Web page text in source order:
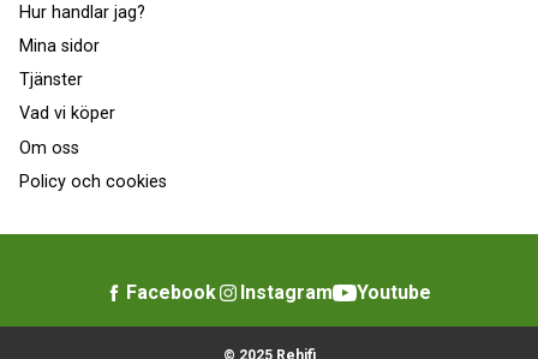
Hur handlar jag?
Mina sidor
Tjänster
Vad vi köper
Om oss
Policy och cookies
Facebook Instagram Youtube
© 2025 Rehifi